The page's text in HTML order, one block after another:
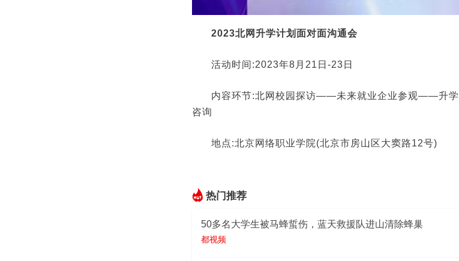
2023北网升学计划面对面沟通会
活动时间:2023年8月21日-23日
内容环节:北网校园探访——未来就业企业参观——升
咨询
地点:北京网络职业学院(北京市房山区大窦路12号)
热门推荐
50多名大学生被马蜂蜇伤，蓝天救援队进山清除蜂巢
都视频